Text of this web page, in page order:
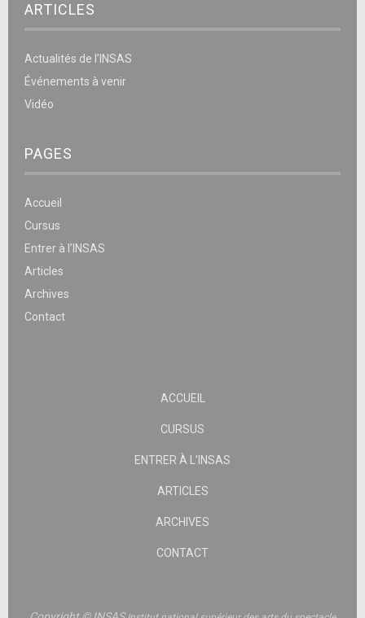
ARTICLES
Actualités de l’INSAS
Événements à venir
Vidéo
PAGES
Accueil
Cursus
Entrer à l’INSAS
Articles
Archives
Contact
ACCUEIL
CURSUS
ENTRER À L’INSAS
ARTICLES
ARCHIVES
CONTACT